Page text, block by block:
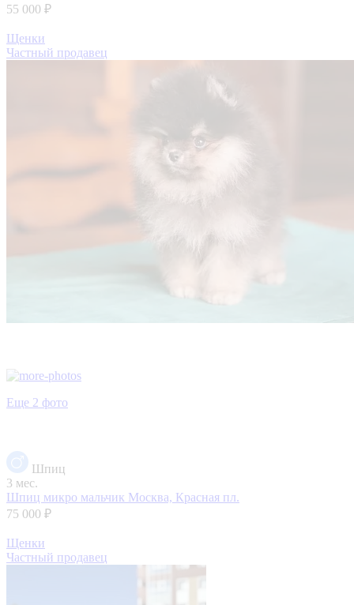
55 000 ₽
Щенки
Частный продавец
Еще 2 фото
Шпиц
3 мес.
Шпиц микро мальчик Москва, Красная пл.
75 000 ₽
Щенки
Частный продавец